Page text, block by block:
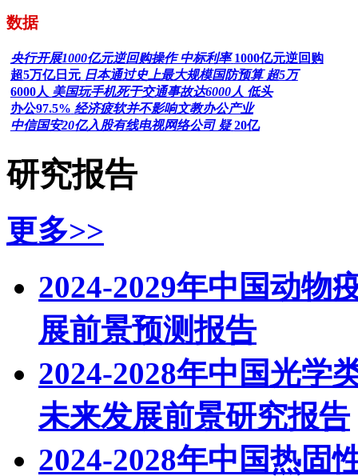
数据
央行开展1000亿元逆回购操作 中标利率 1000亿元逆回购
超5万亿日元 日本通过史上最大规模国防预算 超5万
6000人 美国玩手机死于交通事故达6000人 低头
办公97.5% 经济疲软并不影响文教办公产业
中信国安20亿入股有线电视网络公司 疑 20亿
研究报告
更多>>
2024-2029年中国动物
展前景预测报告
2024-2028年中国光学
未来发展前景研究报告
2024-2028年中国热固